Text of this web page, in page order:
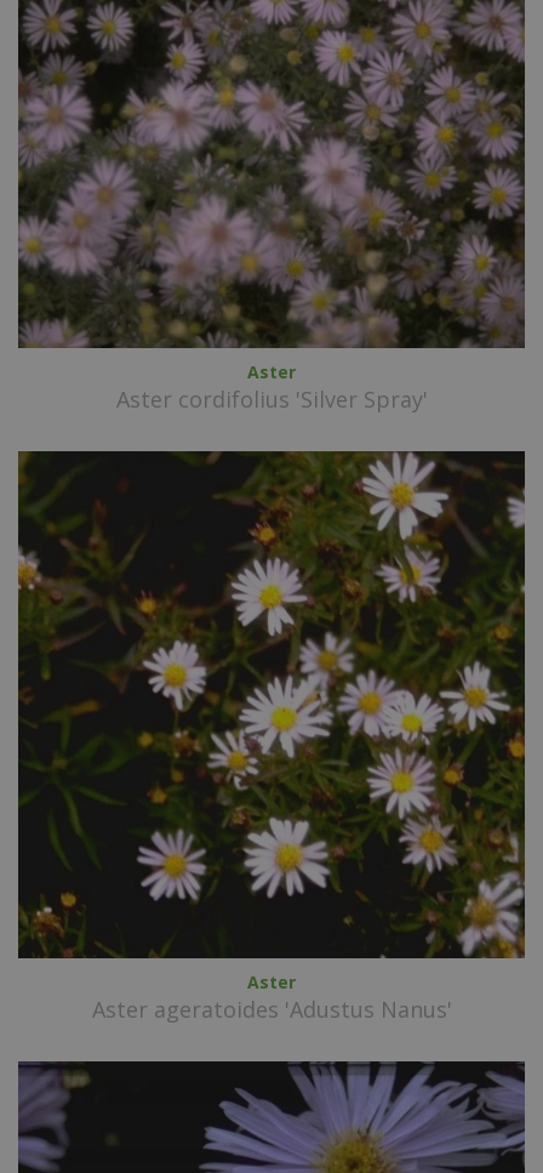
Aster
Aster cordifolius 'Silver Spray'
Aster
Aster ageratoides 'Adustus Nanus'